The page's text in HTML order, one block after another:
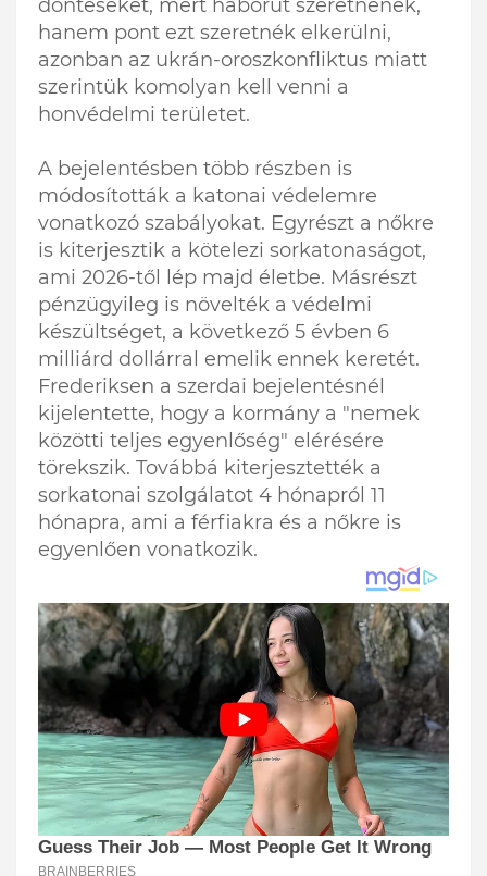
döntéseket, mert háborút szeretnének,
hanem pont ezt szeretnék elkerülni,
azonban az ukrán-oroszkonfliktus miatt
szerintük komolyan kell venni a
honvédelmi területet.
A bejelentésben több részben is
módosították a katonai védelemre
vonatkozó szabályokat. Egyrészt a nőkre
is kiterjesztik a kötelezi sorkatonaságot,
ami 2026-től lép majd életbe. Másrészt
pénzügyileg is növelték a védelmi
készültséget, a következő 5 évben 6
milliárd dollárral emelik ennek keretét.
Frederiksen a szerdai bejelentésnél
kijelentette, hogy a kormány a "nemek
közötti teljes egyenlőség" elérésére
törekszik. Továbbá kiterjesztették a
sorkatonai szolgálatot 4 hónapról 11
hónapra, ami a férfiakra és a nőkre is
egyenlően vonatkozik.